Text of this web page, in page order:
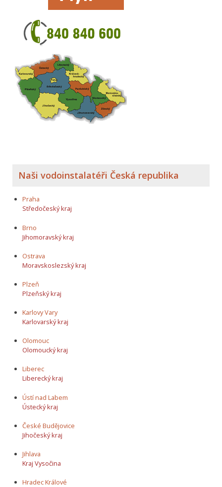
Naši vodoinstalatéři Česká republika
Praha
Středočeský kraj
Brno
Jihomoravský kraj
Ostrava
Moravskoslezský kraj
Plzeň
Plzeňský kraj
Karlovy Vary
Karlovarský kraj
Olomouc
Olomoucký kraj
Liberec
Liberecký kraj
Ústí nad Labem
Ústecký kraj
České Budějovice
Jihočeský kraj
Jihlava
Kraj Vysočina
Hradec Králové